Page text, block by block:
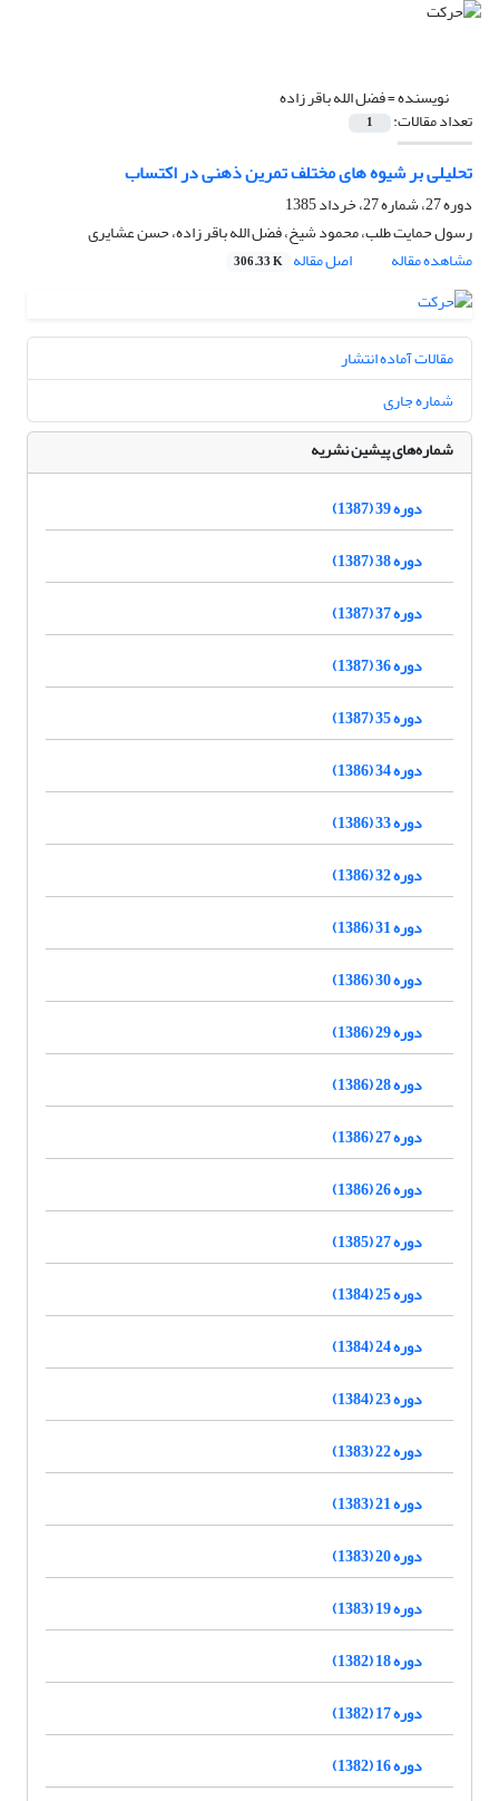
نویسنده =فضل الله باقر زاده
تعداد مقالات: 1
تحلیلی بر شیوه های مختلف تمرین ذهنی در اکتساب
دوره 27، شماره 27، خرداد 1385
رسول حمایت طلب، محمود شیخ، فضل الله باقر زاده، حسن عشایری
مشاهده مقاله
اصل مقاله 306.33 K
مقالات آماده انتشار
شماره جاری
شماره‌های پیشین نشریه
دوره 39 (1387)
دوره 38 (1387)
دوره 37 (1387)
دوره 36 (1387)
دوره 35 (1387)
دوره 34 (1386)
دوره 33 (1386)
دوره 32 (1386)
دوره 31 (1386)
دوره 30 (1386)
دوره 29 (1386)
دوره 28 (1386)
دوره 27 (1386)
دوره 26 (1386)
دوره 27 (1385)
دوره 25 (1384)
دوره 24 (1384)
دوره 23 (1384)
دوره 22 (1383)
دوره 21 (1383)
دوره 20 (1383)
دوره 19 (1383)
دوره 18 (1382)
دوره 17 (1382)
دوره 16 (1382)